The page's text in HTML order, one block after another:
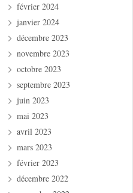
février 2024
janvier 2024
décembre 2023
novembre 2023
octobre 2023
septembre 2023
juin 2023
mai 2023
avril 2023
mars 2023
février 2023
décembre 2022